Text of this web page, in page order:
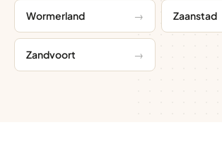
Wormerland Zaanstad
Zandvoort